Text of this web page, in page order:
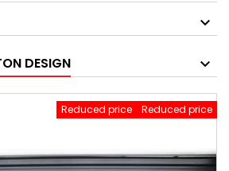
DESIGN
Reduced price
Reduced price